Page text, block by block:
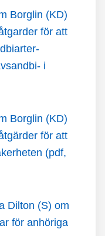
Borglin (KD)
för att
i
Borglin (KD)
för att
(pdf,
Dilton (S) om
för anhöriga